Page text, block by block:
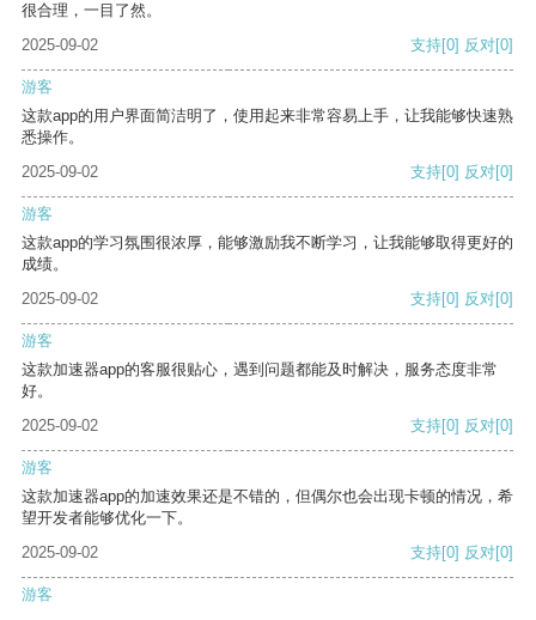
很合理，一目了然。
2025-09-02
支持[0] 反对[0]
游客
这款app的用户界面简洁明了，使用起来非常容易上手，让我能够快速熟
悉操作。
2025-09-02
支持[0] 反对[0]
游客
这款app的学习氛围很浓厚，能够激励我不断学习，让我能够取得更好的
成绩。
2025-09-02
支持[0] 反对[0]
游客
这款加速器app的客服很贴心，遇到问题都能及时解决，服务态度非常
好。
2025-09-02
支持[0] 反对[0]
游客
这款加速器app的加速效果还是不错的，但偶尔也会出现卡顿的情况，希
望开发者能够优化一下。
2025-09-02
支持[0] 反对[0]
游客